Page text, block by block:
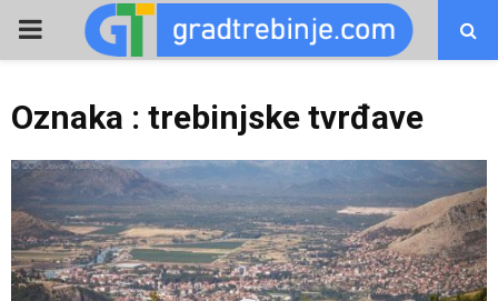
PRIMARY
Oznaka : trebinjske tvrđave